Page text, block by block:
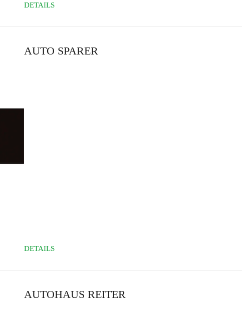
DETAILS
AUTO SPARER
DETAILS
AUTOHAUS REITER